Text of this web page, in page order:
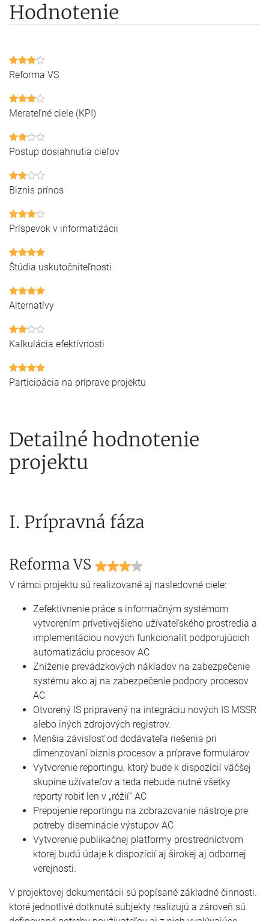
Hodnotenie
Reforma VS
Merateľné ciele (KPI)
Postup dosiahnutia cieľov
Biznis prínos
Príspevok v informatizácii
Štúdia uskutočniteľnosti
Alternatívy
Kalkulácia efektívnosti
Participácia na príprave projektu
Detailné hodnotenie
projektu
I. Prípravná fáza
Reforma VS
V rámci projektu sú realizované aj nasledovné ciele:
Zefektívnenie práce s informačným systémom
vytvorením prívetivejšieho užívateľského prostredia a
implementáciou nových funkcionalít podporujúcich
automatizáciu procesov AC
Zníženie prevádzkových nákladov na zabezpečenie
systému ako aj na zabezpečenie podpory procesov
AC
Otvorený IS pripravený na integráciu nových IS MSSR
alebo iných zdrojových registrov.
Menšia závislosť od dodávateľa riešenia pri
dimenzovaní biznis procesov a príprave formulárov
Vytvorenie reportingu, ktorý bude k dispozícií väčšej
skupine užívateľov a teda nebude nutné všetky
reporty robiť len v „réžií“ AC
Prepojenie reportingu na zobrazovanie nástroje pre
potreby diseminácie výstupov AC
Vytvorenie publikačnej platformy prostredníctvom
ktorej budú údaje k dispozícií aj širokej aj odbornej
verejnosti.
V projektovej dokumentácii sú popísané základné činnosti.
ktoré jednotlivé dotknuté subjekty realizujú a zároveň sú